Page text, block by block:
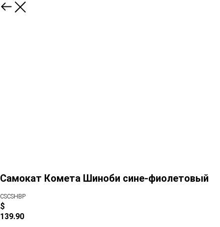
Самокат Комета Шиноби сине-фиолетовый
CSCSHBP
$
139.90